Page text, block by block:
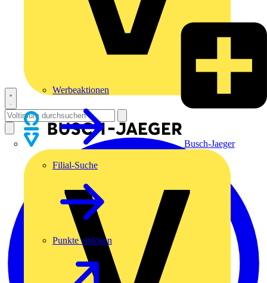
Busch-Jaeger
Werbeaktionen
Filial-Suche
Punkte einlösen